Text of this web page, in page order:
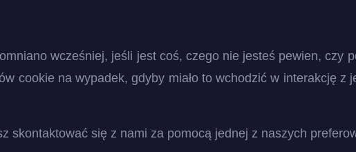
wcześniej, jeśli jest coś, czego nie jesteś pewien, czy
cookie na wypadek, gdyby miało to wchodzić w interakcję z
skontaktować się z nami za pomocą jednej z naszych